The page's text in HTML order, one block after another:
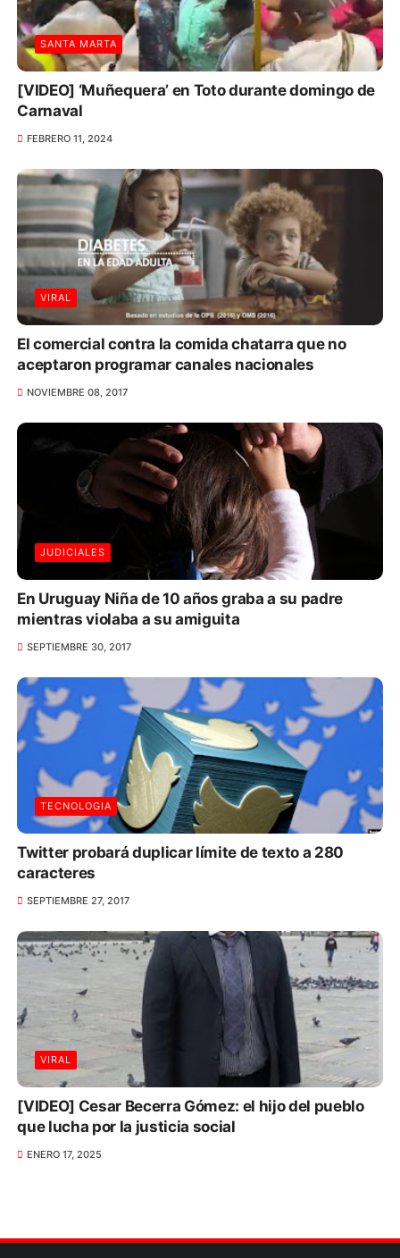
SANTA MARTA
[VIDEO] ‘Muñequera’ en Toto durante domingo de
Carnaval
FEBRERO 11, 2024
VIRAL
El comercial contra la comida chatarra que no
aceptaron programar canales nacionales
NOVIEMBRE 08, 2017
JUDICIALES
En Uruguay Niña de 10 años graba a su padre
mientras violaba a su amiguita
SEPTIEMBRE 30, 2017
TECNOLOGIA
Twitter probará duplicar límite de texto a 280
caracteres
SEPTIEMBRE 27, 2017
VIRAL
[VIDEO] Cesar Becerra Gómez: el hijo del pueblo
que lucha por la justicia social
ENERO 17, 2025